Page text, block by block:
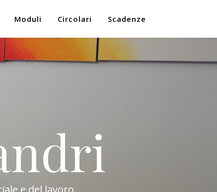
Moduli Circolari Scadenze
e del lavoro.